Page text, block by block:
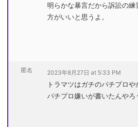
明らかな暴言だから訴訟の練
方がいいと思うよ。
匿名 2023年8月27日 at 5:33 PM
トラマツはガチのパチプロ
パチプロ嫌いが書いたんやろ